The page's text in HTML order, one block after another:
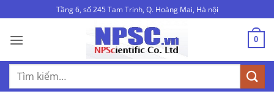
qua
nội
Tầng 6, số 245 Tam Trinh, Q. Hoàng Mai, Hà nội
0
Tìm